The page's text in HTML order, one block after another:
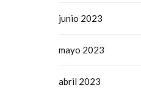
junio 2023
mayo 2023
abril 2023